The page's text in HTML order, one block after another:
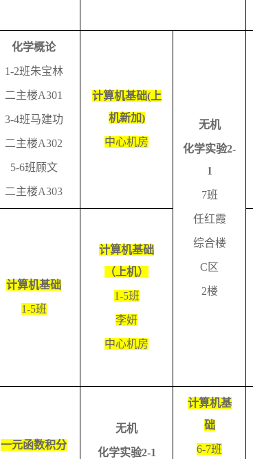
化学概论
1-2班朱宝林
二主楼A301
3-4班马建功
二主楼A302
5-6班顾文
二主楼A303
计算机基础(上
机新加)
中心机房
无机
化学实验2-
1
7班
任红霞
综合楼
C 区
2楼
计算机基础
1-5班
计算机基础
（上机）
1-5班
李妍
中心机房
一元函数积分
无机
化学实验2-1
计算机基
础
6-7班